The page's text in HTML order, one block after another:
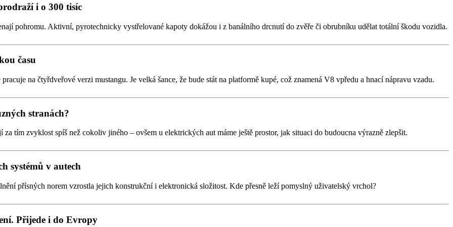
i o 300 tisíc
pohromu. Aktivní, pyrotechnicky vystřelované kapoty dokážou i z banálního drcnutí do zvěře či obrubníku udělat totální škodu vozidla.
času
na čtyřdveřové verzi mustangu. Je velká šance, že bude stát na platformě kupé, což znamená V8 vpředu a hnací nápravu vzadu.
stranách?
tím zvyklost spíš než cokoliv jiného – ovšem u elektrických aut máme ještě prostor, jak situaci do budoucna výrazně zlepšit.
systémů v autech
přísných norem vzrostla jejich konstrukční i elektronická složitost. Kde přesně leží pomyslný uživatelský vrchol?
Přijede i do Evropy